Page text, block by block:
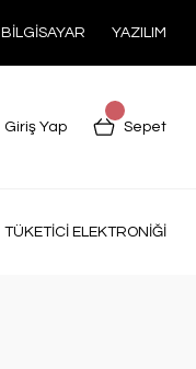
BİLGİSAYAR YAZILIM
Giriş Yap Sepet
TÜKETİCİ ELEKTRONİĞİ